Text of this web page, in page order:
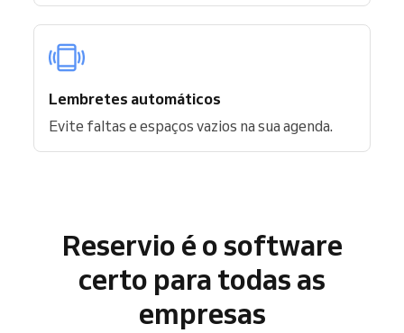
Lembretes automáticos
Evite faltas e espaços vazios na sua agenda.
Reservio é o software
certo para todas as
empresas